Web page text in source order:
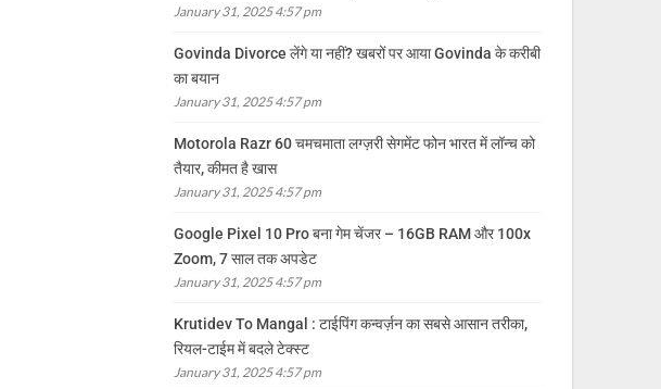
January 31, 2025 4:57 pm
Govinda Divorce लेंगे या नहीं? खबरों पर आया Govinda के करीबी
का बयान
January 31, 2025 4:57 pm
Motorola Razr 60 चमचमाता लग्ज़री सेगमेंट फोन भारत में लॉन्च को
तैयार, कीमत है खास
January 31, 2025 4:57 pm
Google Pixel 10 Pro बना गेम चेंजर – 16GB RAM और 100x
Zoom, 7 साल तक अपडेट
January 31, 2025 4:57 pm
Krutidev To Mangal : टाईपिंग कन्वर्ज़न का सबसे आसान तरीका,
रियल-टाईम में बदले टेक्स्ट
January 31, 2025 4:57 pm